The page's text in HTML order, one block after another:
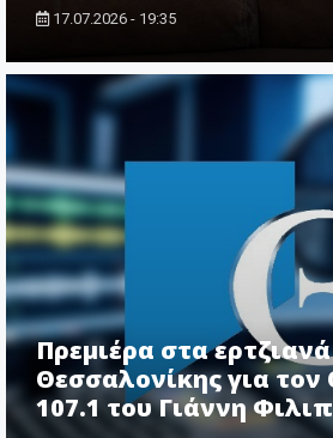
17.07.2026 - 19:35
Πρεμιέρα στα
Θεσσαλονίκης για τον
107.1 του Γιάννη